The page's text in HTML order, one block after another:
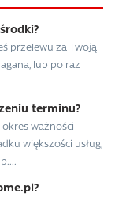
przelewu za Twoją
lub po raz
terminu?
ważności
większości usług,